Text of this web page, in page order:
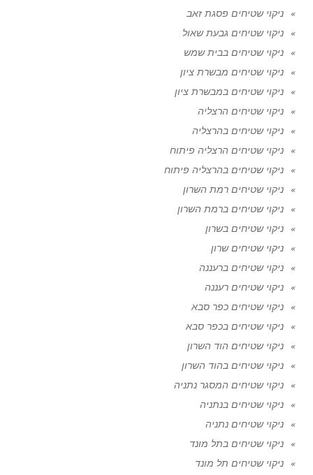
ניקוי שטיחים פסגת זאב
ניקוי שטיחים גבעת שאול
ניקוי שטיחים בבית שמש
ניקוי שטיחים מבשרת ציון
ניקוי שטיחים במבשרת ציון
ניקוי שטיחים הרצליה
ניקוי שטיחים בהרצליה
ניקוי שטיחים הרצליה פיתוח
ניקוי שטיחים בהרצליה פיתוח
ניקוי שטיחים רמת השרון
ניקוי שטיחים ברמת השרון
ניקוי שטיחים בשרון
ניקוי שטיחים שרון
ניקוי שטיחים ברעננה
ניקוי שטיחים רעננה
ניקוי שטיחים כפר סבא
ניקוי שטיחים בכפר סבא
ניקוי שטיחים הוד השרון
ניקוי שטיחים בהוד השרון
ניקוי שטיחים המסגר נתניה
ניקוי שטיחים בנתניה
ניקוי שטיחים נתניה
ניקוי שטיחים בתל מונד
ניקוי שטיחים תל מונד